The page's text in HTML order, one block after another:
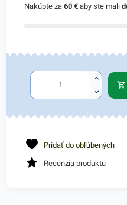
Nakúpte za60 € aby ste mali
Pridať do obľúbených
Recenzia produktu